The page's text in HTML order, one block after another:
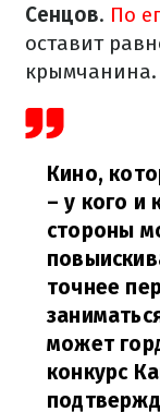
Сенцов. По
оставит
крымчанина.
Кино,
– у кого и
стороны
точнее
может
конкурс